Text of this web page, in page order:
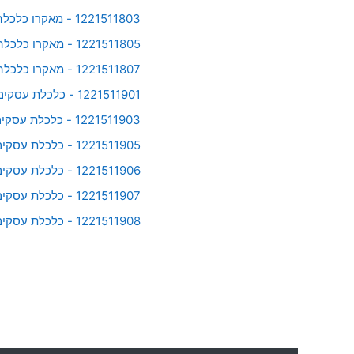
1221511803 - מאקרו כלכלה והמשק הישראלי (12215118-03-2025-2)
1221511805 - מאקרו כלכלה והמשק הישראלי (12215118-05-2025-2)
1221511807 - מאקרו כלכלה והמשק הישראלי (12215118-07-2025-2)
1221511901 - כלכלת עסקים א' (12215119-01-2025-2)
1221511903 - כלכלת עסקים א' (12215119-03-2025-2)
1221511905 - כלכלת עסקים א' (12215119-05-2025-2)
1221511906 - כלכלת עסקים א' (12215119-06-2025-2)
1221511907 - כלכלת עסקים א' (12215119-07-2025-2)
1221511908 - כלכלת עסקים א' (12215119-08-2025-2)